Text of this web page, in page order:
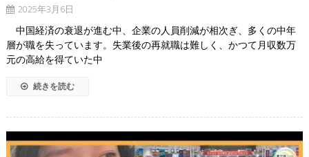
2025年3月6日
中国経済の衰退が進む中、企業の人員削減が相次ぎ、多くの中年
層が職を失っています。失業後の再就職は難しく、かつて月収数万
元の高給を得ていた中
続きを読む